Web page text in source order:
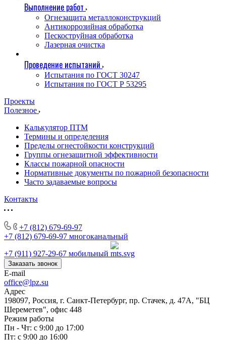
Выполнение работ
Огнезащита металлоконструкций
Антикоррозийная обработка
Пескоструйная обработка
Лазерная очистка
Проведение испытаний
Испытания по ГОСТ 30247
Испытания по ГОСТ Р 53295
Проекты
Полезное
Калькулятор ПТМ
Термины и определения
Пределы огнестойкости конструкций
Группы огнезащитной эффективности
Классы пожарной опасности
Нормативные документы по пожарной безопасности
Часто задаваемые вопросы
Контакты
+7 (812) 679-69-97
+7 (812) 679-69-97 многоканальный
+7 (911) 927-29-67 мобильный
Заказать звонок
E-mail
office@lpz.su
Адрес
198097, Россия, г. Санкт-Петербург, пр. Стачек, д. 47А, "БЦ
Шереметев", офис 448
Режим работы
Пн - Чт: с 9:00 до 17:00
Пт: с 9:00 до 16:00